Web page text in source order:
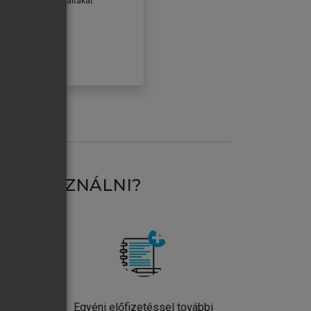
HASZNÁLNI?
Egyéni előfizetéssel további